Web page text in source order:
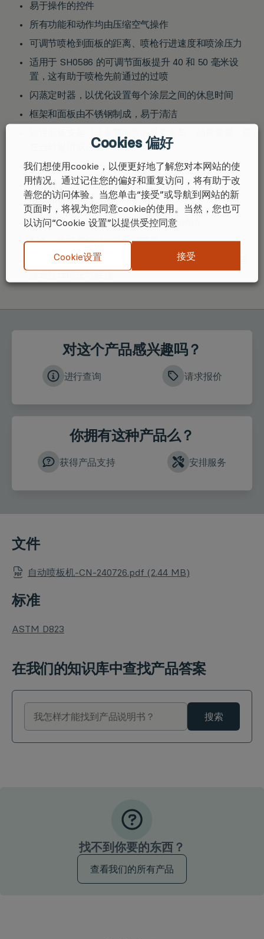
易于操作的控件
所有功能和动作均由压缩空气操作
可调节喷枪到面板的距离、喷枪行进速度和喷涂压力
适用于 SH0586 的可调节面板提升 40 和 50 毫米设
置，这有助于喷枪先前通过的过喷
闪蒸定时器，以优化设置每个涂层之间的休息时间
框架和面板由不锈钢制成，易于清洁
磁性面板支架（非金属面板的真空支架，如果需要，可
在当时提供或订购）
适用于所有喷漆室
安装可锁定脚轮以帮助轻松操作
紧急和重置按钮
易于检修内部零件/机构以简化维修和清洁
配备一体式空气过滤器和调节器
通过 12 毫米直径软管、快速配合连接器或 ½” BSP 连
接进行压缩空气连接
对这个产品感兴趣吗？
进行查询 请求报价
你拥有这种产品么？
获得产品支持 安排服务
文件
自动喷板机-CN-240726.pdf (2.44 MB)
标准
ASTM D823
在我们的知识库中查找产品答案
搜索
找不到你要的东西？
查看我们的所有产品
Cookies 偏好
我们想使用cookie，以便更好地了解您对本网站的使
用情况。通过记住您的偏好和重复访问，将有助于改
善您的访问体验。当您单击“接受”或导航到网站的新
页面时，将视为您同意cookie的使用。当然，您也可
以访问“Cookie 设置”以提供受控同意
Cookie设置 接受